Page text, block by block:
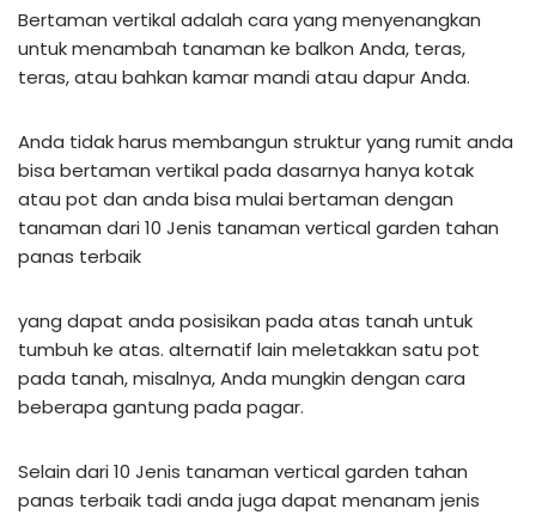
Bertaman vertikal adalah cara yang menyenangkan
untuk menambah tanaman ke balkon Anda, teras,
teras, atau bahkan kamar mandi atau dapur Anda.
Anda tidak harus membangun struktur yang rumit anda
bisa bertaman vertikal pada dasarnya hanya kotak
atau pot dan anda bisa mulai bertaman dengan
tanaman dari 10 Jenis tanaman vertical garden tahan
panas terbaik
yang dapat anda posisikan pada atas tanah untuk
tumbuh ke atas. alternatif lain meletakkan satu pot
pada tanah, misalnya, Anda mungkin dengan cara
beberapa gantung pada pagar.
Selain dari 10 Jenis tanaman vertical garden tahan
panas terbaik tadi anda juga dapat menanam jenis